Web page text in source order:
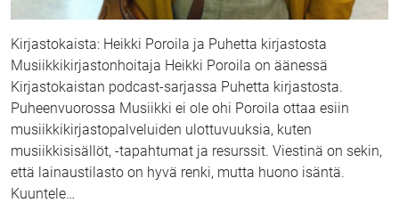
Kirjastokaista: Heikki Poroila ja Puhetta kirjastosta
Musiikkikirjastonhoitaja Heikki Poroila on äänessä
Kirjastokaistan podcast-sarjassa Puhetta kirjastosta.
Puheenvuorossa Musiikki ei ole ohi Poroila ottaa esiin
musiikkikirjastopalveluiden ulottuvuuksia, kuten
musiikkisisällöt, -tapahtumat ja resurssit. Viestinä on sekin,
että lainaustilasto on hyvä renki, mutta huono isäntä.
Kuuntele …